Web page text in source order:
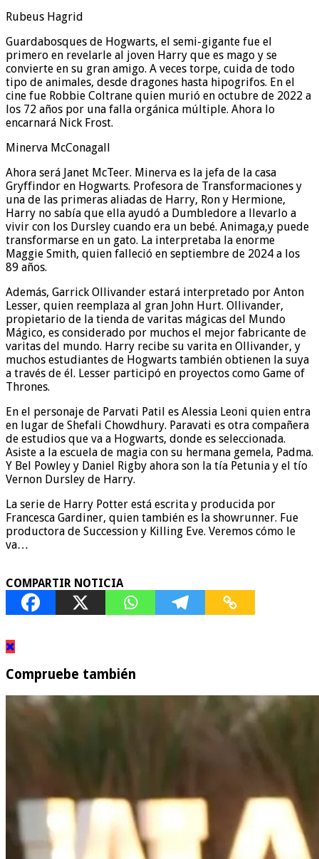
Rubeus Hagrid
Guardabosques de Hogwarts, el semi-gigante fue el
primero en revelarle al joven Harry que es mago y se
convierte en su gran amigo. A veces torpe, cuida de todo
tipo de animales, desde dragones hasta hipogrifos. En el
cine fue Robbie Coltrane quien murió en octubre de 2022 a
los 72 años por una falla orgánica múltiple. Ahora lo
encarnará Nick Frost.
Minerva McConagall
Ahora será Janet McTeer. Minerva es la jefa de la casa
Gryffindor en Hogwarts. Profesora de Transformaciones y
una de las primeras aliadas de Harry, Ron y Hermione,
Harry no sabía que ella ayudó a Dumbledore a llevarlo a
vivir con los Dursley cuando era un bebé. Animaga,y puede
transformarse en un gato. La interpretaba la enorme
Maggie Smith, quien falleció en septiembre de 2024 a los
89 años.
Además, Garrick Ollivander estará interpretado por Anton
Lesser, quien reemplaza al gran John Hurt. Ollivander,
propietario de la tienda de varitas mágicas del Mundo
Mágico, es considerado por muchos el mejor fabricante de
varitas del mundo. Harry recibe su varita en Ollivander, y
muchos estudiantes de Hogwarts también obtienen la suya
a través de él. Lesser participó en proyectos como Game of
Thrones.
En el personaje de Parvati Patil es Alessia Leoni quien entra
en lugar de Shefali Chowdhury. Paravati es otra compañera
de estudios que va a Hogwarts, donde es seleccionada.
Asiste a la escuela de magia con su hermana gemela, Padma.
Y Bel Powley y Daniel Rigby ahora son la tía Petunia y el tío
Vernon Dursley de Harry.
La serie de Harry Potter está escrita y producida por
Francesca Gardiner, quien también es la showrunner. Fue
productora de Succession y Killing Eve. Veremos cómo le
va…
COMPARTIR NOTICIA
Compruebe también